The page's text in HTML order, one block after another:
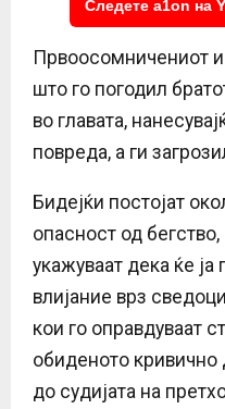
Следете a1on на
Првоосомничениот
што го погодил
во главата,
повреда, а ги
Бидејќи постојат
опасност од
укажуваат дека ќе ја
влијание врз
кои го оправдуваат
обиденото кривично
до судијата на